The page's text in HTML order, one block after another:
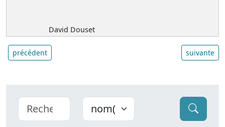
David Douset
précédent suivante